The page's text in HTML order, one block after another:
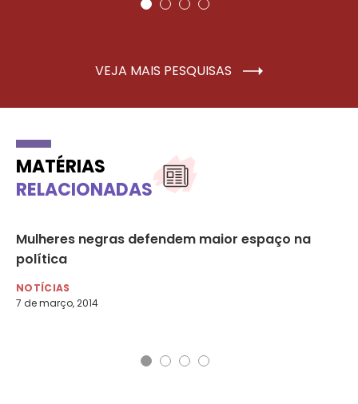
VEJA MAIS PESQUISAS
MATÉRIAS
RELACIONADAS
Mulheres negras defendem maior espaço na
política
NOTÍCIAS
7 de março, 2014